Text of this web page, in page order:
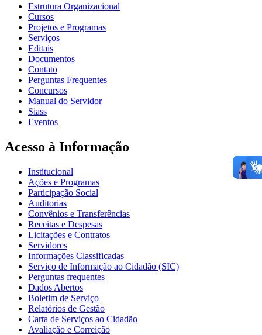
Estrutura Organizacional
Cursos
Projetos e Programas
Serviços
Editais
Documentos
Contato
Perguntas Frequentes
Concursos
Manual do Servidor
Siass
Eventos
Acesso à Informação
Institucional
Ações e Programas
Participação Social
Auditorias
Convênios e Transferências
Receitas e Despesas
Licitações e Contratos
Servidores
Informações Classificadas
Serviço de Informação ao Cidadão (SIC)
Perguntas frequentes
Dados Abertos
Boletim de Serviço
Relatórios de Gestão
Carta de Serviços ao Cidadão
Avaliação e Correição